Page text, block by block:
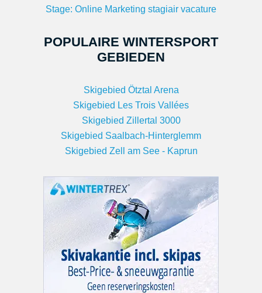
Stage: Online Marketing stagiair vacature
POPULAIRE WINTERSPORT
GEBIEDEN
Skigebied Ötztal Arena
Skigebied Les Trois Vallées
Skigebied Zillertal 3000
Skigebied Saalbach-Hinterglemm
Skigebied Zell am See - Kaprun